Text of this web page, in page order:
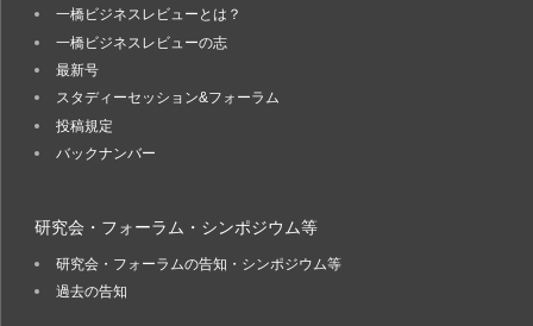
一橋ビジネスレビューとは？
一橋ビジネスレビューの志
最新号
スタディーセッション&フォーラム
投稿規定
バックナンバー
研究会・フォーラム・シンポジウム等
研究会・フォーラムの告知・シンポジウム等
過去の告知